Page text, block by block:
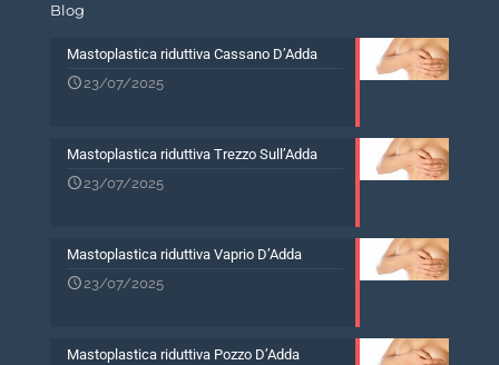
Blog
Mastoplastica riduttiva Cassano D’Adda
23/07/2025
Mastoplastica riduttiva Trezzo Sull’Adda
23/07/2025
Mastoplastica riduttiva Vaprio D’Adda
23/07/2025
Mastoplastica riduttiva Pozzo D’Adda